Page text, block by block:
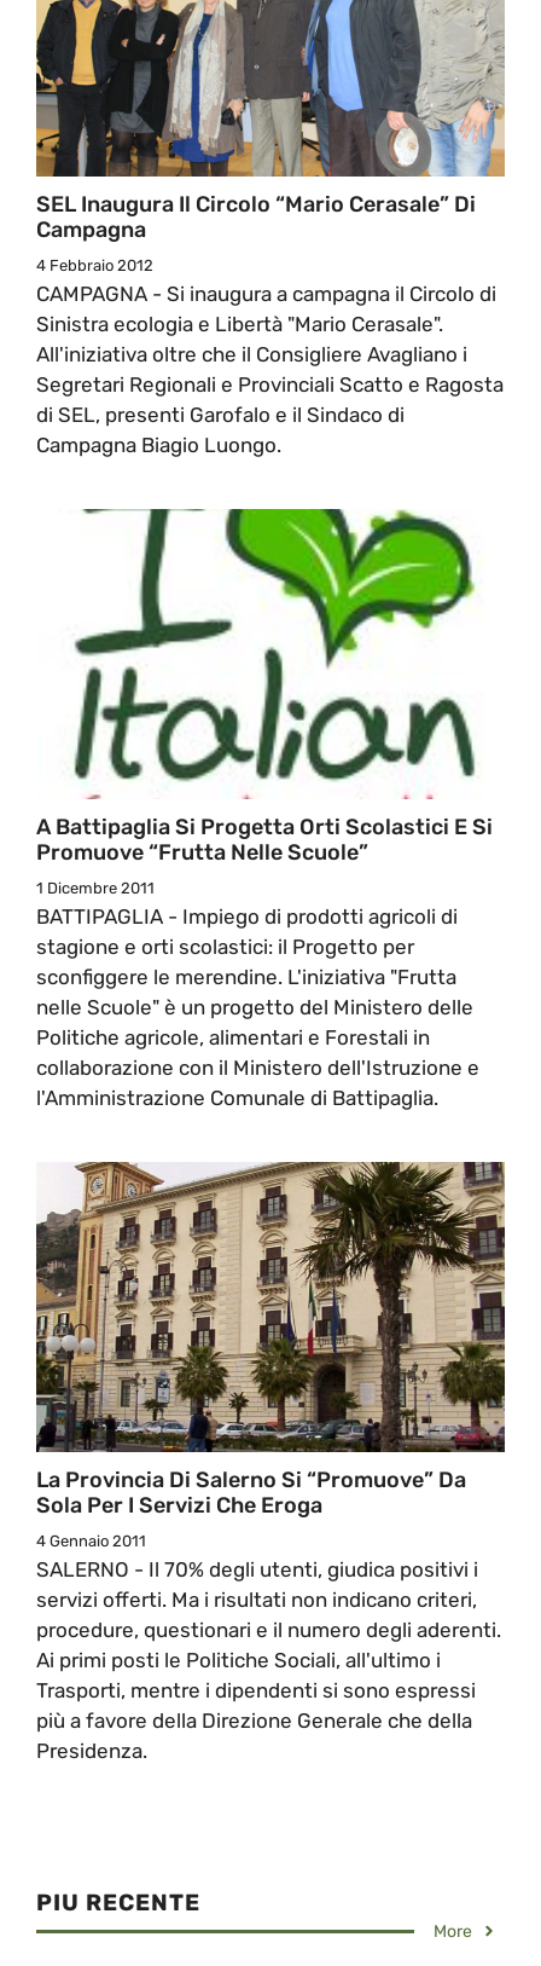
SEL Inaugura Il Circolo “Mario Cerasale” Di
Campagna
4 Febbraio 2012
CAMPAGNA - Si inaugura a campagna il Circolo di
Sinistra ecologia e Libertà "Mario Cerasale".
All'iniziativa oltre che il Consigliere Avagliano i
Segretari Regionali e Provinciali Scatto e Ragosta
di SEL, presenti Garofalo e il Sindaco di
Campagna Biagio Luongo.
A Battipaglia Si Progetta Orti Scolastici E Si
Promuove “Frutta Nelle Scuole”
1 Dicembre 2011
BATTIPAGLIA - Impiego di prodotti agricoli di
stagione e orti scolastici: il Progetto per
sconfiggere le merendine. L'iniziativa "Frutta
nelle Scuole" è un progetto del Ministero delle
Politiche agricole, alimentari e Forestali in
collaborazione con il Ministero dell'Istruzione e
l'Amministrazione Comunale di Battipaglia.
La Provincia Di Salerno Si “Promuove” Da
Sola Per I Servizi Che Eroga
4 Gennaio 2011
SALERNO - Il 70% degli utenti, giudica positivi i
servizi offerti. Ma i risultati non indicano criteri,
procedure, questionari e il numero degli aderenti.
Ai primi posti le Politiche Sociali, all'ultimo i
Trasporti, mentre i dipendenti si sono espressi
più a favore della Direzione Generale che della
Presidenza.
PIU RECENTE
More